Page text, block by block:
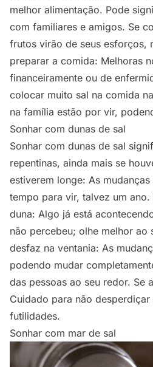
melhor alimentação. Pode
com familiares e amigos. Se
frutos virão de seus esforços,
preparar a comida: Melhoras
financeiramente ou de
colocar muito sal na comida
na família estão por vir,
Sonhar com dunas de sal
Sonhar com dunas de sal
repentinas, ainda mais se
estiverem longe: As
tempo para vir, talvez um ano.
duna: Algo já está
não percebeu; olhe melhor ao
desfaz na ventania: As
podendo mudar
das pessoas ao seu redor. Se
Cuidado para não
futilidades.
Sonhar com mar de sal